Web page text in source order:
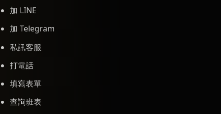
加 LINE
加 Telegram
私訊客服
打電話
填寫表單
查詢班表